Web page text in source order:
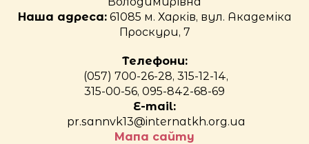
Наша адреса:61085 м. Харків, вул. Академіка
Проскури, 7
Телефони:
(057) 700-26-28, 315-12-14,
315-00-56, 095-842-68-69
E-mail:
pr.sannvk13@internatkh.org.ua
Мапа сайту